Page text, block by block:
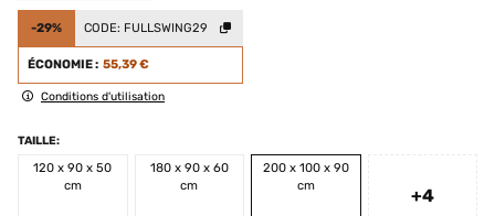
-29% CODE: FULLSWING29
ÉCONOMIE : 55,39 €
Conditions d'utilisation
TAILLE:
120 x 90 x 50
cm
180 x 90 x 60
cm
200 x 100 x 90
cm
+4